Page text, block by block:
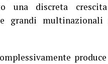
una discreta
grandi